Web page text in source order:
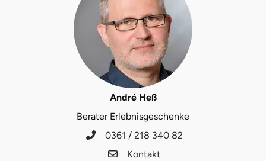
André Heß
Berater Erlebnisgeschenke
0361 / 218 340 82
Kontakt
Herzogenaurach
Herzogtum Lauenburg